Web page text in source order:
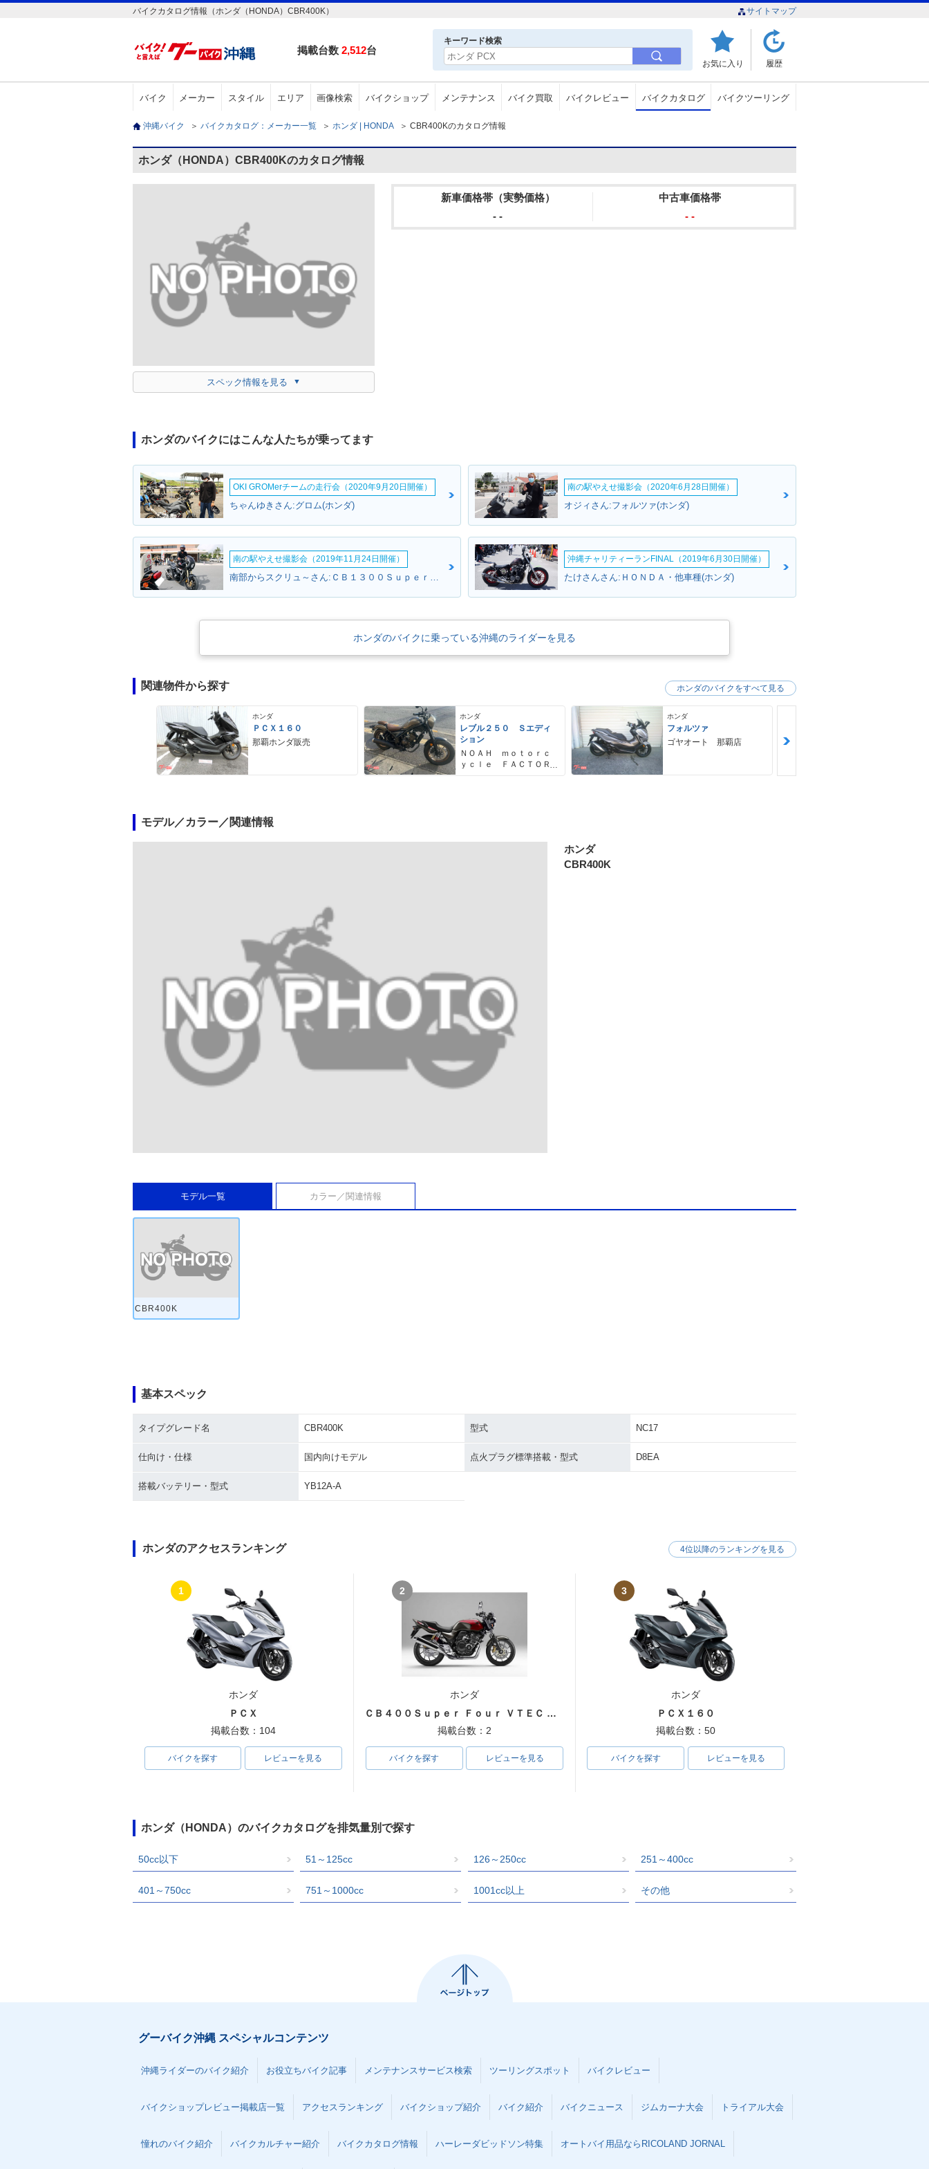
バイクカタログ情報（ホンダ（HONDA）CBR400K） サイトマップ
掲載台数 2,512台
キーワード検索
お気に入り 履歴
バイク メーカー スタイル エリア 画像検索 バイクショップ メンテナンス バイク買取 バイクレビュー バイクカタログ バイクツーリング
沖縄バイク ＞ バイクカタログ：メーカー一覧 ＞ ホンダ | HONDA ＞ CBR400Kのカタログ情報
ホンダ（HONDA）CBR400Kのカタログ情報
スペック情報を見る
新車価格帯（実勢価格）
- -
中古車価格帯
- -
ホンダのバイクにはこんな人たちが乗ってます
OKI GROMerチームの走行会（2020年9月20日開催）
ちゃんゆきさん:グロム(ホンダ)
南の駅やえせ撮影会（2020年6月28日開催）
オジィさん:フォルツァ(ホンダ)
南の駅やえせ撮影会（2019年11月24日開催）
南部からスクリュ～さん:ＣＢ１３００Ｓｕｐｅｒ Ｆｏｕｒ(ホンダ)
沖縄チャリティーランFINAL（2019年6月30日開催）
たけさんさん:ＨＯＮＤＡ・他車種(ホンダ)
ホンダのバイクに乗っている沖縄のライダーを見る
関連物件から探す
ホンダ
ＰＣＸ１６０
那覇ホンダ販売
ホンダ
レブル２５０ Ｓエディ
ション
ＮＯＡＨ ｍｏｔｏｒｃ
ｙｃｌｅ ＦＡＣＴＯＲ
ホンダ
フォルツァ
ゴヤオート 那覇店
ホンダのバイクをすべて見る
モデル／カラー／関連情報
ホンダ
CBR400K
モデル一覧 カラー／関連情報
CBR400K
基本スペック
タイプグレード名 CBR400K 型式 NC17
仕向け・仕様 国内向けモデル 点火プラグ標準搭載・型式 D8EA
搭載バッテリー・型式 YB12A-A
ホンダのアクセスランキング
1
ホンダ
ＰＣＸ
掲載台数：104
バイクを探す レビューを見る
2
ホンダ
ＣＢ４００Ｓｕｐｅｒ Ｆｏｕｒ ＶＴＥＣ ＳＰＥＣ３
掲載台数：2
バイクを探す レビューを見る
3
ホンダ
ＰＣＸ１６０
掲載台数：50
バイクを探す レビューを見る
4位以降のランキングを見る
ホンダ（HONDA）のバイクカタログを排気量別で探す
50cc以下 51～125cc 126～250cc 251～400cc
401～750cc 751～1000cc 1001cc以上 その他
グーバイク沖縄 スペシャルコンテンツ
沖縄ライダーのバイク紹介 お役立ちバイク記事 メンテナンスサービス検索 ツーリングスポット バイクレビュー
バイクショップレビュー掲載店一覧 アクセスランキング バイクショップ紹介 バイク紹介 バイクニュース ジムカーナ大会 トライアル大会
憧れのバイク紹介 バイクカルチャー紹介 バイクカタログ情報 ハーレーダビッドソン特集 オートバイ用品ならRICOLAND JORNAL